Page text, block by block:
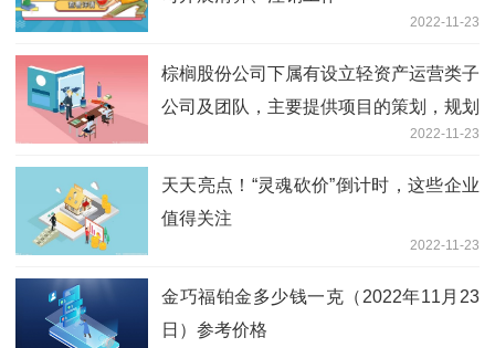
2022-11-23
棕榈股份公司下属有设立轻资产运营类子
公司及团队，主要提供项目的策划，规划
2022-11-23
天天亮点！“灵魂砍价”倒计时，这些企业
值得关注
2022-11-23
金巧福铂金多少钱一克（2022年11月23
日）参考价格